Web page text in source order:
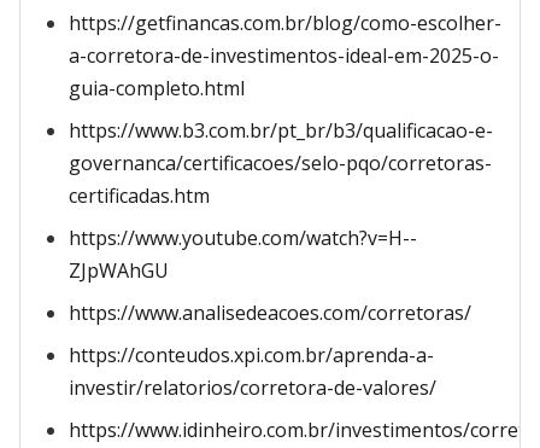
https://getfinancas.com.br/blog/como-escolher-
a-corretora-de-investimentos-ideal-em-2025-o-
guia-completo.html
https://www.b3.com.br/pt_br/b3/qualificacao-e-
governanca/certificacoes/selo-pqo/corretoras-
certificadas.htm
https://www.youtube.com/watch?v=H--
ZJpWAhGU
https://www.analisedeacoes.com/corretoras/
https://conteudos.xpi.com.br/aprenda-a-
investir/relatorios/corretora-de-valores/
https://www.idinheiro.com.br/investimentos/